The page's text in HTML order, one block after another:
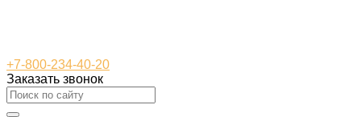
+7-800-234-40-20
Заказать звонок